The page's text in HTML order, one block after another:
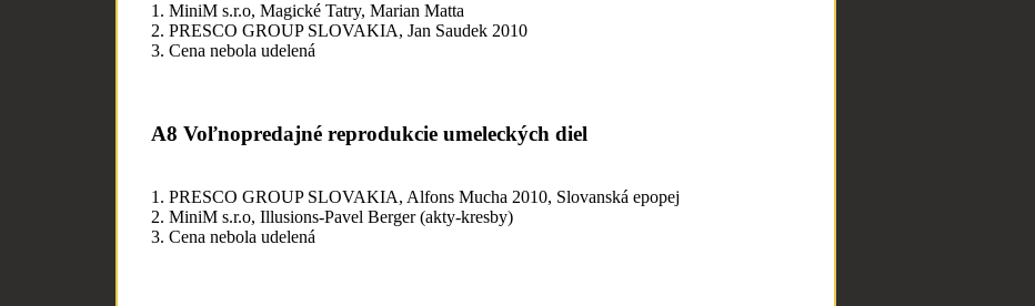
1. MiniM s.r.o, Magické Tatry, Marian Matta
2. PRESCO GROUP SLOVAKIA, Jan Saudek 2010
3. Cena nebola udelená
A8 Voľnopredajné reprodukcie umeleckých diel
1. PRESCO GROUP SLOVAKIA, Alfons Mucha 2010, Slovanská epopej
2. MiniM s.r.o, Illusions-Pavel Berger (akty-kresby)
3. Cena nebola udelená